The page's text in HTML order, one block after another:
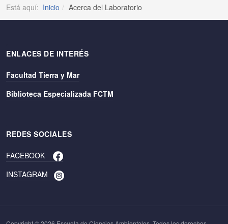
Está aquí: Inicio Acerca del Laboratorio
ENLACES DE INTERÉS
Facultad Tierra y Mar
Biblioteca Especializada FCTM
REDES SOCIALES
FACEBOOK
INSTAGRAM